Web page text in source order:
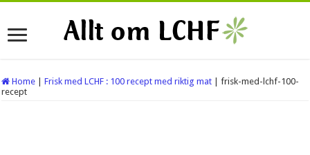
Home Frisk med LCHF : 100 recept med riktig mat
frisk-med-lchf-100-
recept